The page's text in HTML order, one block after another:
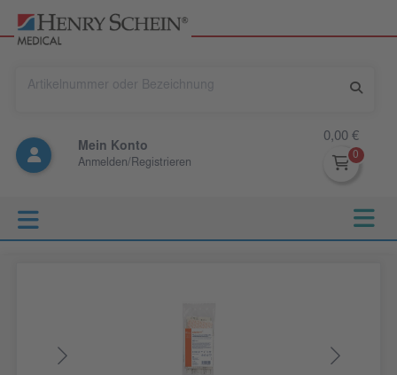
Mein Konto
Anmelden/Registrieren
0,00 €